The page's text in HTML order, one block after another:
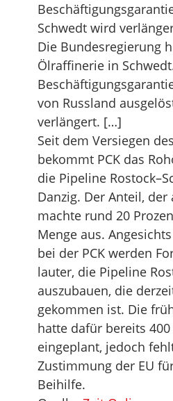
Schwedt wird
Die Bundesregierung
Ölraffinerie in
von Russland
verlängert. […]
Seit dem Versiegen
bekommt PCK das
die Pipeline
Danzig. Der Anteil, der
machte rund 20
Menge aus.
bei der PCK werden
lauter, die Pipeline
auszubauen, die
gekommen ist. Die
hatte dafür bereits
eingeplant, jedoch
Zustimmung der EU
Beihilfe.